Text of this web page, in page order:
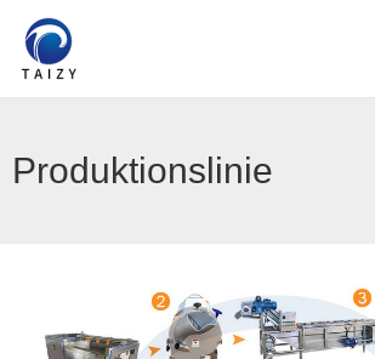
Produktionslinie